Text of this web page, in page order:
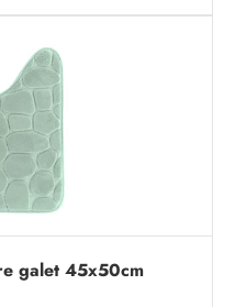
galet 45x50cm